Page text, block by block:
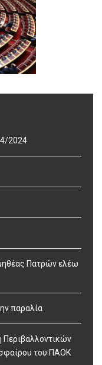
2024
Πατρών ελέω
παραλία
Περιβαλλοντικών
του ΠΑΟΚ